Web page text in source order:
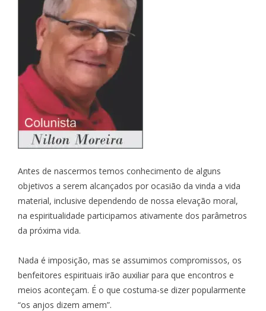
Antes de nascermos temos conhecimento de alguns
objetivos a serem alcançados por ocasião da vinda a vida
material, inclusive dependendo de nossa elevação moral,
na espiritualidade participamos ativamente dos parâmetros
da próxima vida.
Nada é imposição, mas se assumimos compromissos, os
benfeitores espirituais irão auxiliar para que encontros e
meios aconteçam. É o que costuma-se dizer popularmente
“os anjos dizem amem”.